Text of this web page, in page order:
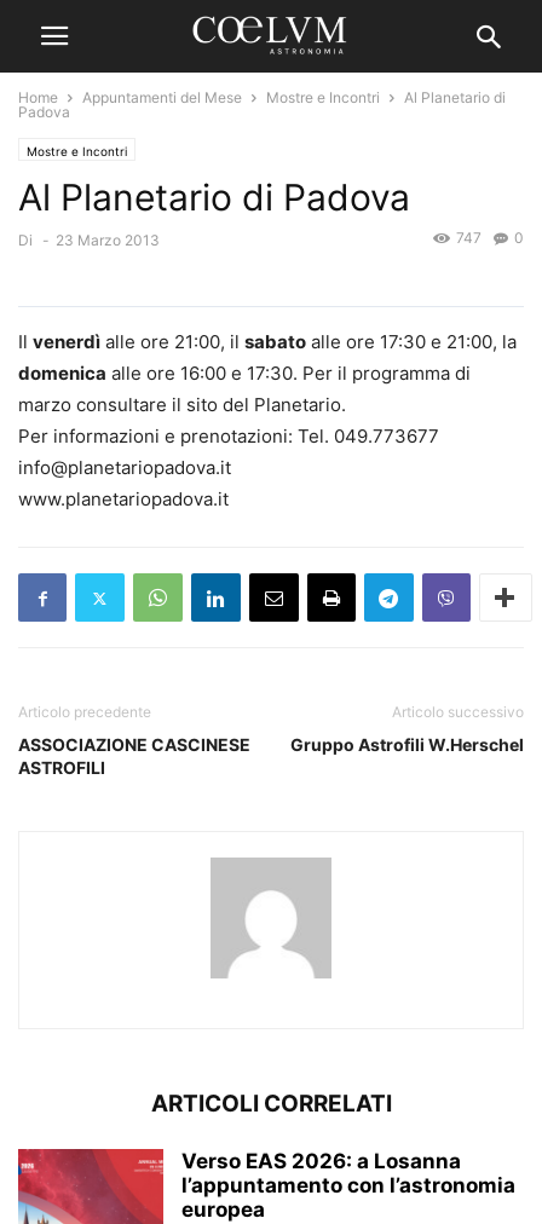
Home Appuntamenti del Mese Mostre e Incontri
Al Planetario di
Padova
Mostre e Incontri
Al Planetario di Padova
Di - 23 Marzo 2013 0
747
Il venerdì alle ore 21:00, il sabato alle ore 17:30 e 21:00, la
domenica alle ore 16:00 e 17:30. Per il programma di
marzo consultare il sito del Planetario.
Per informazioni e prenotazioni: Tel. 049.773677
info@planetariopadova.it
www.planetariopadova.it
Articolo precedente
ASSOCIAZIONE CASCINESE
ASTROFILI
Articolo successivo
Gruppo Astrofili W.Herschel
ARTICOLI CORRELATI
Verso EAS 2026: a Losanna
l’appuntamento con l’astronomia
europea